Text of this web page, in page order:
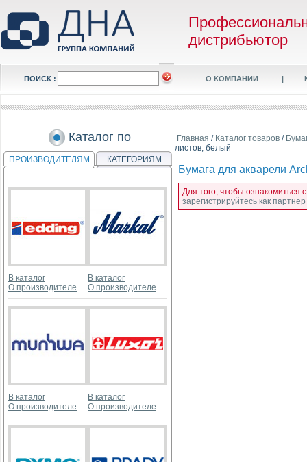
дистрибьютор
ПОИСК : О КОМПАНИИ |
Каталог по
ПРОИЗВОДИТЕЛЯМ КАТЕГОРИЯМ
В каталог
О производителе
В каталог
О производителе
В каталог
О производителе
В каталог
О производителе
Главная / Каталог товаров /
листов, белый
Бумага для акварели
Для того, чтобы ознакомиться
зарегистрируйтесь как